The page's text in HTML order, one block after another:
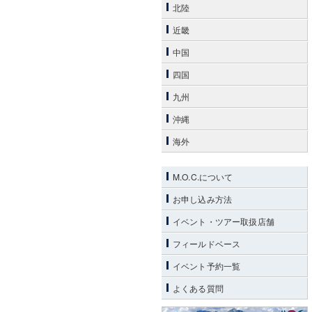
北陸
近畿
中国
四国
九州
沖縄
海外
M.O.C.について
お申し込み方法
イベント・ツアー取扱店舗
フィールドベース
イベント予約一覧
よくある質問